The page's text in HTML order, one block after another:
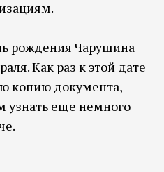
рождения Чарушина
Как раз к этой дате
копию документа,
узнать еще немного